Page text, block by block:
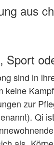
aus
Sport
sind in
keine
zur
Qi